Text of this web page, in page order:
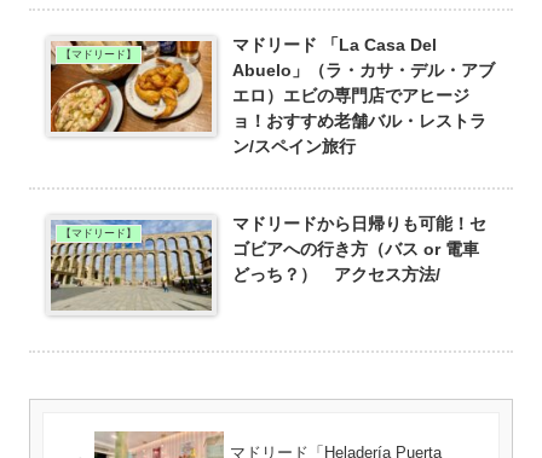
【マドリード】
マドリード 「La Casa Del
Abuelo」（ラ・カサ・デル・アブ
エロ）エビの専門店でアヒージ
ョ！おすすめ老舗バル・レストラ
ン/スペイン旅行
【マドリード】
マドリードから日帰りも可能！セ
ゴビアへの行き方（バス or 電車
どっち？） アクセス方法/
マドリード「Heladería Puerta